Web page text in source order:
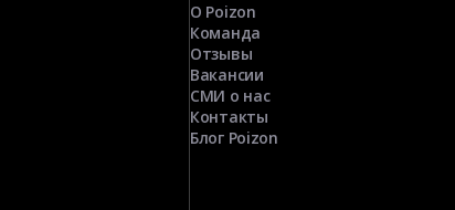
О Poizon
Команда
Отзывы
Вакансии
СМИ о нас
Контакты
Блог Poizon